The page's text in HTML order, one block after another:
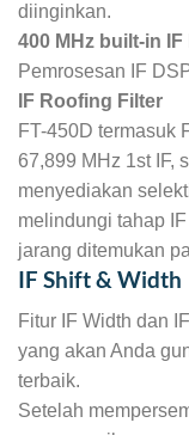
diinginkan.
400 MHz built-in IF
Pemrosesan IF
IF Roofing Filter
FT-450D termasuk
67,899 MHz 1st IF,
menyediakan
melindungi tahap
jarang ditemukan
IF Shift & Width
Fitur IF Width dan
yang akan Anda
terbaik.
Setelah